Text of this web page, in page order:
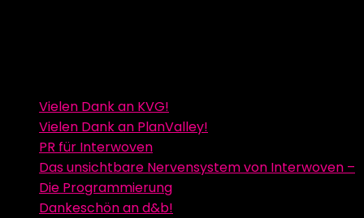
Vielen Dank an KVG!
Vielen Dank an PlanValley!
PR für Interwoven
Das unsichtbare Nervensystem von Interwoven –
Die Programmierung
Dankeschön an d&b!